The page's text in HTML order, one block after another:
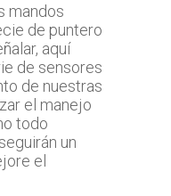
mandos
de puntero
aquí
de sensores
de nuestras
el manejo
todo
un
el